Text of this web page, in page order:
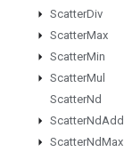
ScatterDiv
ScatterMax
ScatterMin
ScatterMul
ScatterNd
ScatterNdAdd
ScatterNdMax